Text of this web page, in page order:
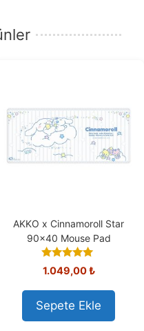
AKKO x Cinnamoroll Star
90×40 Mouse Pad
5.00
out of 5
1.049,00₺
Sepete Ekle